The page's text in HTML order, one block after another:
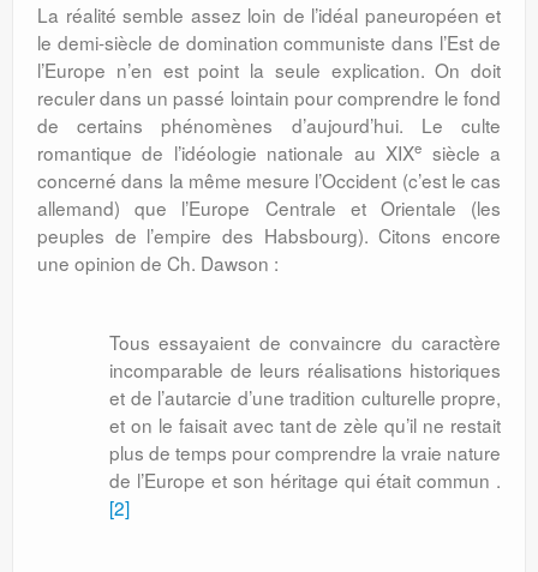
La réalité semble assez loin de l’i­déal paneuropéen et
le demi-siècle de domi­nation communiste dans l’Est de
l’Eu­rope n’en est point la seule explication. On doit
reculer dans un passé lointain pour com­prendre le fond
de certains phénomènes d’aujourd’hui. Le culte
romantique de l’idé­o­logie nationale au XIXe siècle a
concerné dans la même mesure l’Occident (c’est le cas
allemand) que l’Europe Centrale et Orientale (les
peuples de l’empire des Habsbourg). Citons encore
une opinion de Ch. Dawson :
Tous essayaient de convaincre du caractère
incomparable de leurs réalisations historiques
et de l’autarcie d’une tradition culturelle propre,
et on le faisait avec tant de zèle qu’il ne restait
plus de temps pour comprendre la vraie nature
de l’Europe et son héritage qui était commun .
[2]